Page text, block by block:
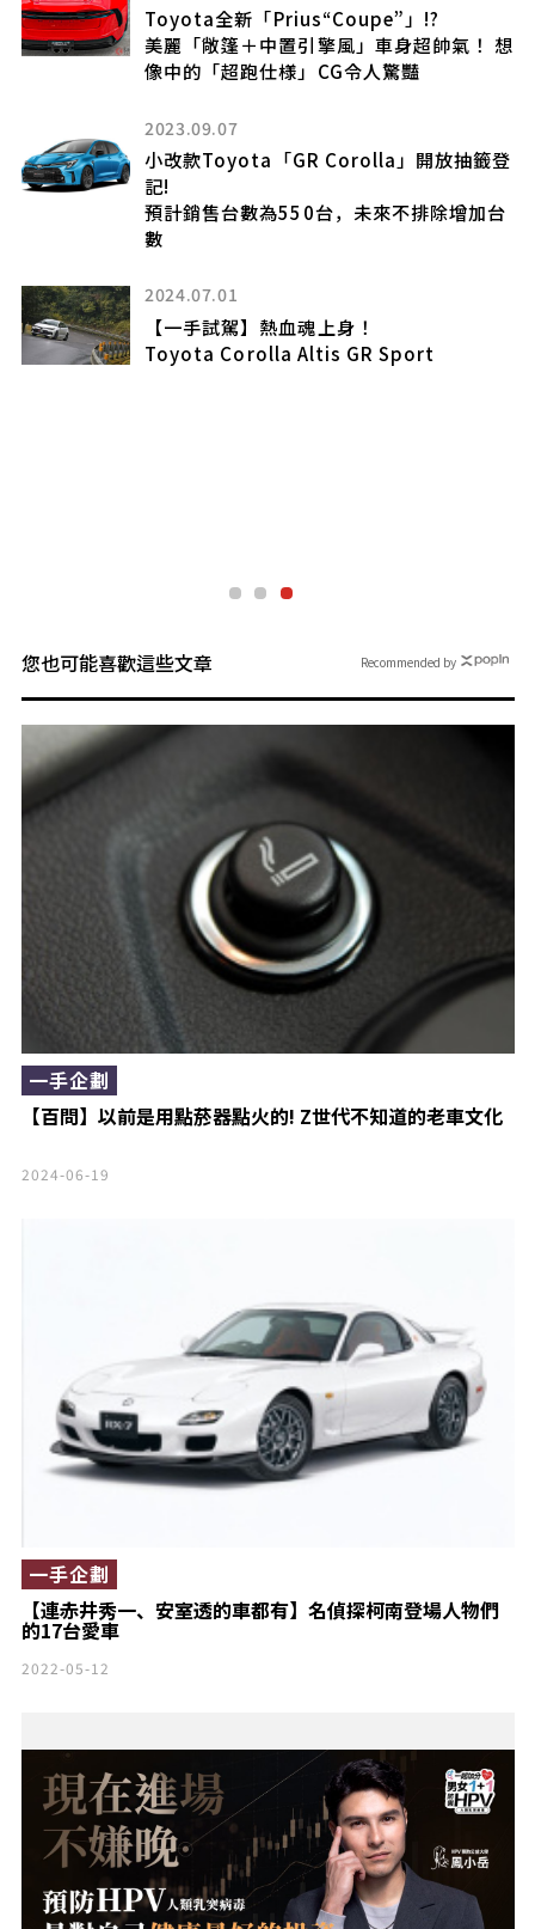
Toyota全新「Prius“Coupe”」!?
美麗「敞篷＋中置引擎風」車身超帥氣！ 想
像中的「超跑仕様」CG令人驚豔
2023.09.07
小改款Toyota「GR Corolla」開放抽籤登
記!
預計銷售台數為550台，未來不排除增加台
數
2024.07.01
【一手試駕】熱血魂上身！
Toyota Corolla Altis GR Sport
您也可能喜歡這些文章
【百問】以前是用點菸器點火的! Z世代不知道的老車文化
一手企劃
2024-06-19
【連赤井秀一、安室透的車都有】名偵探柯南登場人物們
的17台愛車
一手企劃
2022-05-12
Recommended by